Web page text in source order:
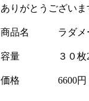
ありがとうございま
商品名 ラダメー
容量 ３０枚
価格 6600円（